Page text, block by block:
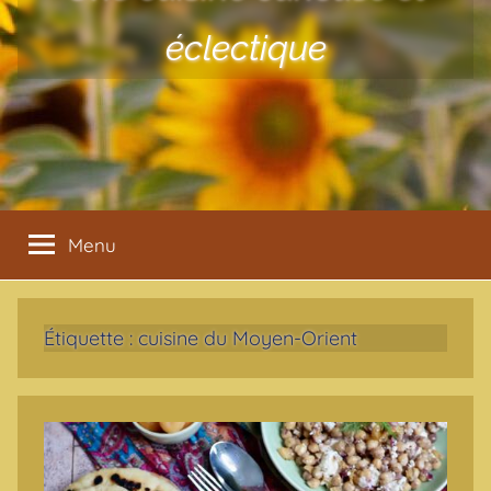
éclectique
Menu
Étiquette : cuisine du Moyen-Orient